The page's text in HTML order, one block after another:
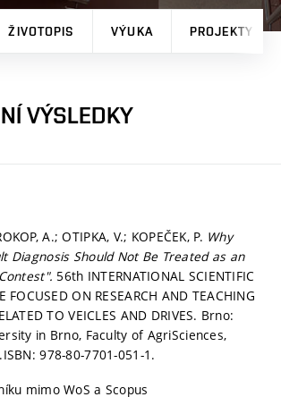
ŽIVOTOPIS VÝUKA PROJEKTY
VÝSLEDKY
A.; OTIPKA, V.; KOPEČEK, P. Why
Diagnosis Should Not Be Treated as an
56th INTERNATIONAL SCIENTIFIC
FOCUSED ON RESEARCH AND TEACHING
TO VEICLES AND DRIVES. Brno:
in Brno, Faculty of AgriSciences,
ISBN: 978-80-7701-051-1.
mimo WoS a Scopus